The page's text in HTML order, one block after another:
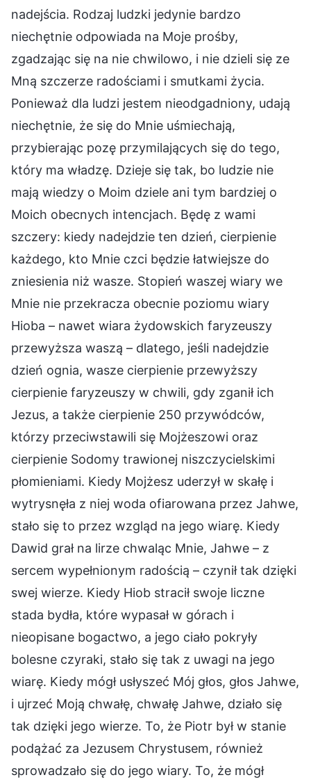
nadejścia. Rodzaj ludzki jedynie bardzo
niechętnie odpowiada na Moje prośby,
zgadzając się na nie chwilowo, i nie dzieli się ze
Mną szczerze radościami i smutkami życia.
Ponieważ dla ludzi jestem nieodgadniony, udają
niechętnie, że się do Mnie uśmiechają,
przybierając pozę przymilających się do tego,
który ma władzę. Dzieje się tak, bo ludzie nie
mają wiedzy o Moim dziele ani tym bardziej o
Moich obecnych intencjach. Będę z wami
szczery: kiedy nadejdzie ten dzień, cierpienie
każdego, kto Mnie czci będzie łatwiejsze do
zniesienia niż wasze. Stopień waszej wiary we
Mnie nie przekracza obecnie poziomu wiary
Hioba – nawet wiara żydowskich faryzeuszy
przewyższa waszą – dlatego, jeśli nadejdzie
dzień ognia, wasze cierpienie przewyższy
cierpienie faryzeuszy w chwili, gdy zganił ich
Jezus, a także cierpienie 250 przywódców,
którzy przeciwstawili się Mojżeszowi oraz
cierpienie Sodomy trawionej niszczycielskimi
płomieniami. Kiedy Mojżesz uderzył w skałę i
wytrysnęła z niej woda ofiarowana przez Jahwe,
stało się to przez wzgląd na jego wiarę. Kiedy
Dawid grał na lirze chwaląc Mnie, Jahwe – z
sercem wypełnionym radością – czynił tak dzięki
swej wierze. Kiedy Hiob stracił swoje liczne
stada bydła, które wypasał w górach i
nieopisane bogactwo, a jego ciało pokryły
bolesne czyraki, stało się tak z uwagi na jego
wiarę. Kiedy mógł usłyszeć Mój głos, głos Jahwe,
i ujrzeć Moją chwałę, chwałę Jahwe, działo się
tak dzięki jego wierze. To, że Piotr był w stanie
podążać za Jezusem Chrystusem, również
sprowadzało się do jego wiary. To, że mógł